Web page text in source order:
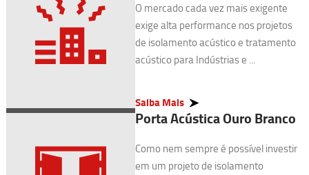
O mercado cada vez mais exigente
exige alta performance nos projetos
de isolamento acústico e tratamento
acústico para Indústrias e ...
Saiba Mais
Porta Acústica Ouro Branco
Como nem sempre é possível investir
em um projeto de isolamento